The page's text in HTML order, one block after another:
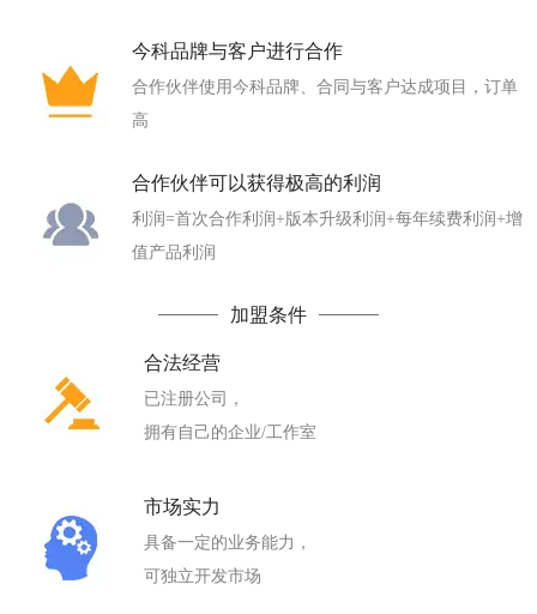
今科品牌与客户进行合作
合作伙伴使用今科品牌、合同与客户达成项目，订单
高
合作伙伴可以获得极高的利润
利润=首次合作利润+版本升级利润+每年续费利润+增
值产品利润
加盟条件
合法经营
已注册公司，
拥有自己的企业/工作室
市场实力
具备一定的业务能力，
可独立开发市场